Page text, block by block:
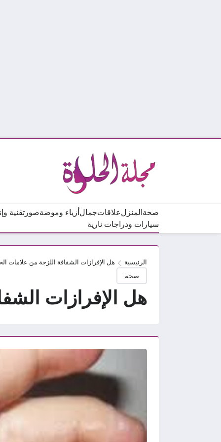
صحة المنزلعلاقاتجمال أزياء وموضةصور تقنية
سيارات ودراجات نارية
الرئيسية هل الإفرازات الشفافة اللزجة من علامات
صحة
هل الإفرازات